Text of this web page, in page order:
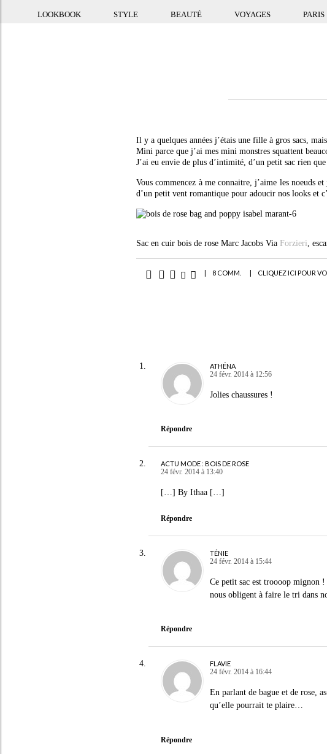
LOOKBOOK STYLE BEAUTÉ VOYAGES PARIS
Il y a quelques années j’étais une fille à gros sacs,
Mini parce que j’ai mes mini monstres squattent
J’ai eu envie de plus d’intimité, d’un petit sac rien
Vous commencez à me connaitre, j’aime les noeuds
d’un petit vent romantique pour adoucir nos looks et
Sac en cuir bois de rose Marc Jacobs Via Forzieri,
| 8 COMM. | CLIQUEZ ICI POUR
ATHÉNA
24 févr. 2014 à 12:56
Jolies chaussures !
Répondre
ACTU MODE : BOIS DE ROSE
24 févr. 2014 à 13:40
[…] By Ithaa […]
Répondre
TÉNIE
24 févr. 2014 à 15:44
Ce petit sac est troooop mignon
nous obligent à faire le tri dans
Répondre
FLAVIE
24 févr. 2014 à 16:44
En parlant de bague et de rose,
qu’elle pourrait te plaire…
Répondre